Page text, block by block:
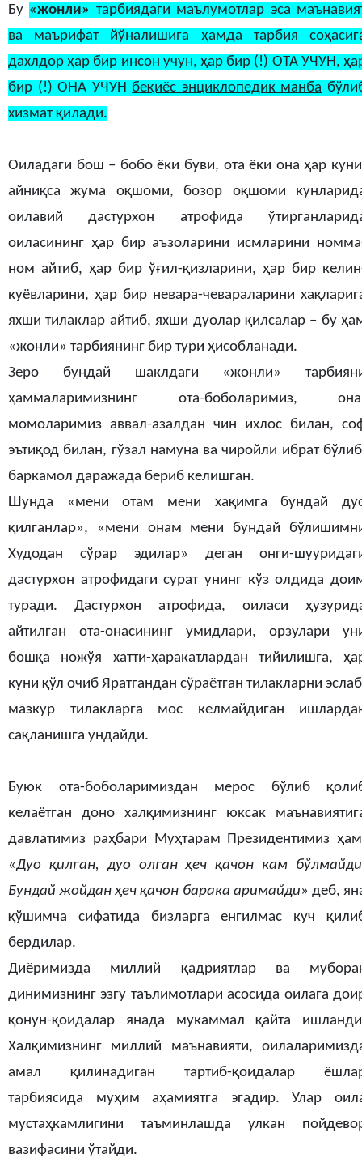
Бу «жонли» тарбиядаги маълумотлар эса
ва маърифат йўналишига ҳамда тарбия
дахлдор ҳар бир инсон учун, ҳар бир (!) ОТА УЧУН,
бир (!) ОНА УЧУНбеқиёс энциклопедик манба
хизмат қилади.
Оиладаги бош – бобо ёки буви, ота ёки она ҳар
айниқса жума оқшоми, бозор оқшоми
оилавий дастурхон атрофида
оиласининг ҳар бир аъзоларини исмларини
ном айтиб, ҳар бир ўғил-қизларини, ҳар бир
куёвларини, ҳар бир невара-чевараларини
яхши тилаклар айтиб, яхши дуолар қилсалар – бу
«жонли» тарбиянинг бир тури ҳисобланади.
Зеро бундай шаклдаги «жонли»
ҳаммаларимизнинг ота-боболаримиз,
момоларимиз аввал-азалдан чин ихлос билан,
эътиқод билан, гўзал намуна ва чиройли ибрат
баркамол даражада бериб келишган.
Шунда «мени отам мени хақимга бундай
қилганлар», «мени онам мени бундай
Худодан сўрар эдилар» деган онги-
дастурхон атрофидаги сурат унинг кўз олдида
туради. Дастурхон атрофида, оиласи
айтилган ота-онасининг умидлари, орзулари
бошқа ножўя хатти-ҳаракатлардан тийилишга,
куни қўл очиб Яратгандан сўраётган тилакларни
мазкур тилакларга мос келмайдиган
сақланишга ундайди.
Буюк ота-боболаримиздан мерос бўлиб
келаётган доно халқимизнинг юксак
давлатимиз раҳбари Муҳтарам Президентимиз
«Дуо қилган, дуо олган ҳеч қачон кам
Бундай жойдан ҳеч қачон барака аримайди» деб,
қўшимча сифатида бизларга енгилмас куч
бердилар.
Диёримизда миллий қадриятлар ва
динимизнинг эзгу таълимотлари асосида оилага
қонун-қоидалар янада мукаммал қайта
Халқимизнинг миллий маънавияти,
амал қилинадиган тартиб-қоидалар
тарбиясида муҳим аҳамиятга эгадир. Улар
мустаҳкамлигини таъминлашда улкан
вазифасини ўтайди.